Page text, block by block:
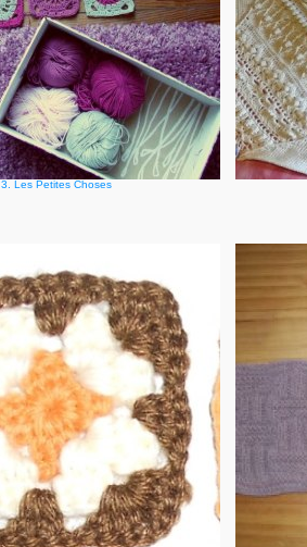
3. Les Petites Choses